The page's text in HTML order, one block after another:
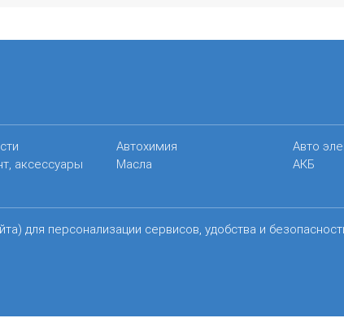
аксессуары
Автохимия
Масла
Авто
АКБ
для персонализации сервисов, удобства и